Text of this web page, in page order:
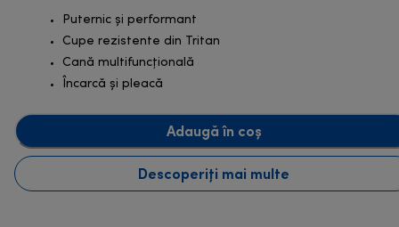
Puternic şi performant
Cupe rezistente din Tritan
Cană multifuncțională
Încarcă și pleacă
Adaugă în coș
Descoperiți mai multe